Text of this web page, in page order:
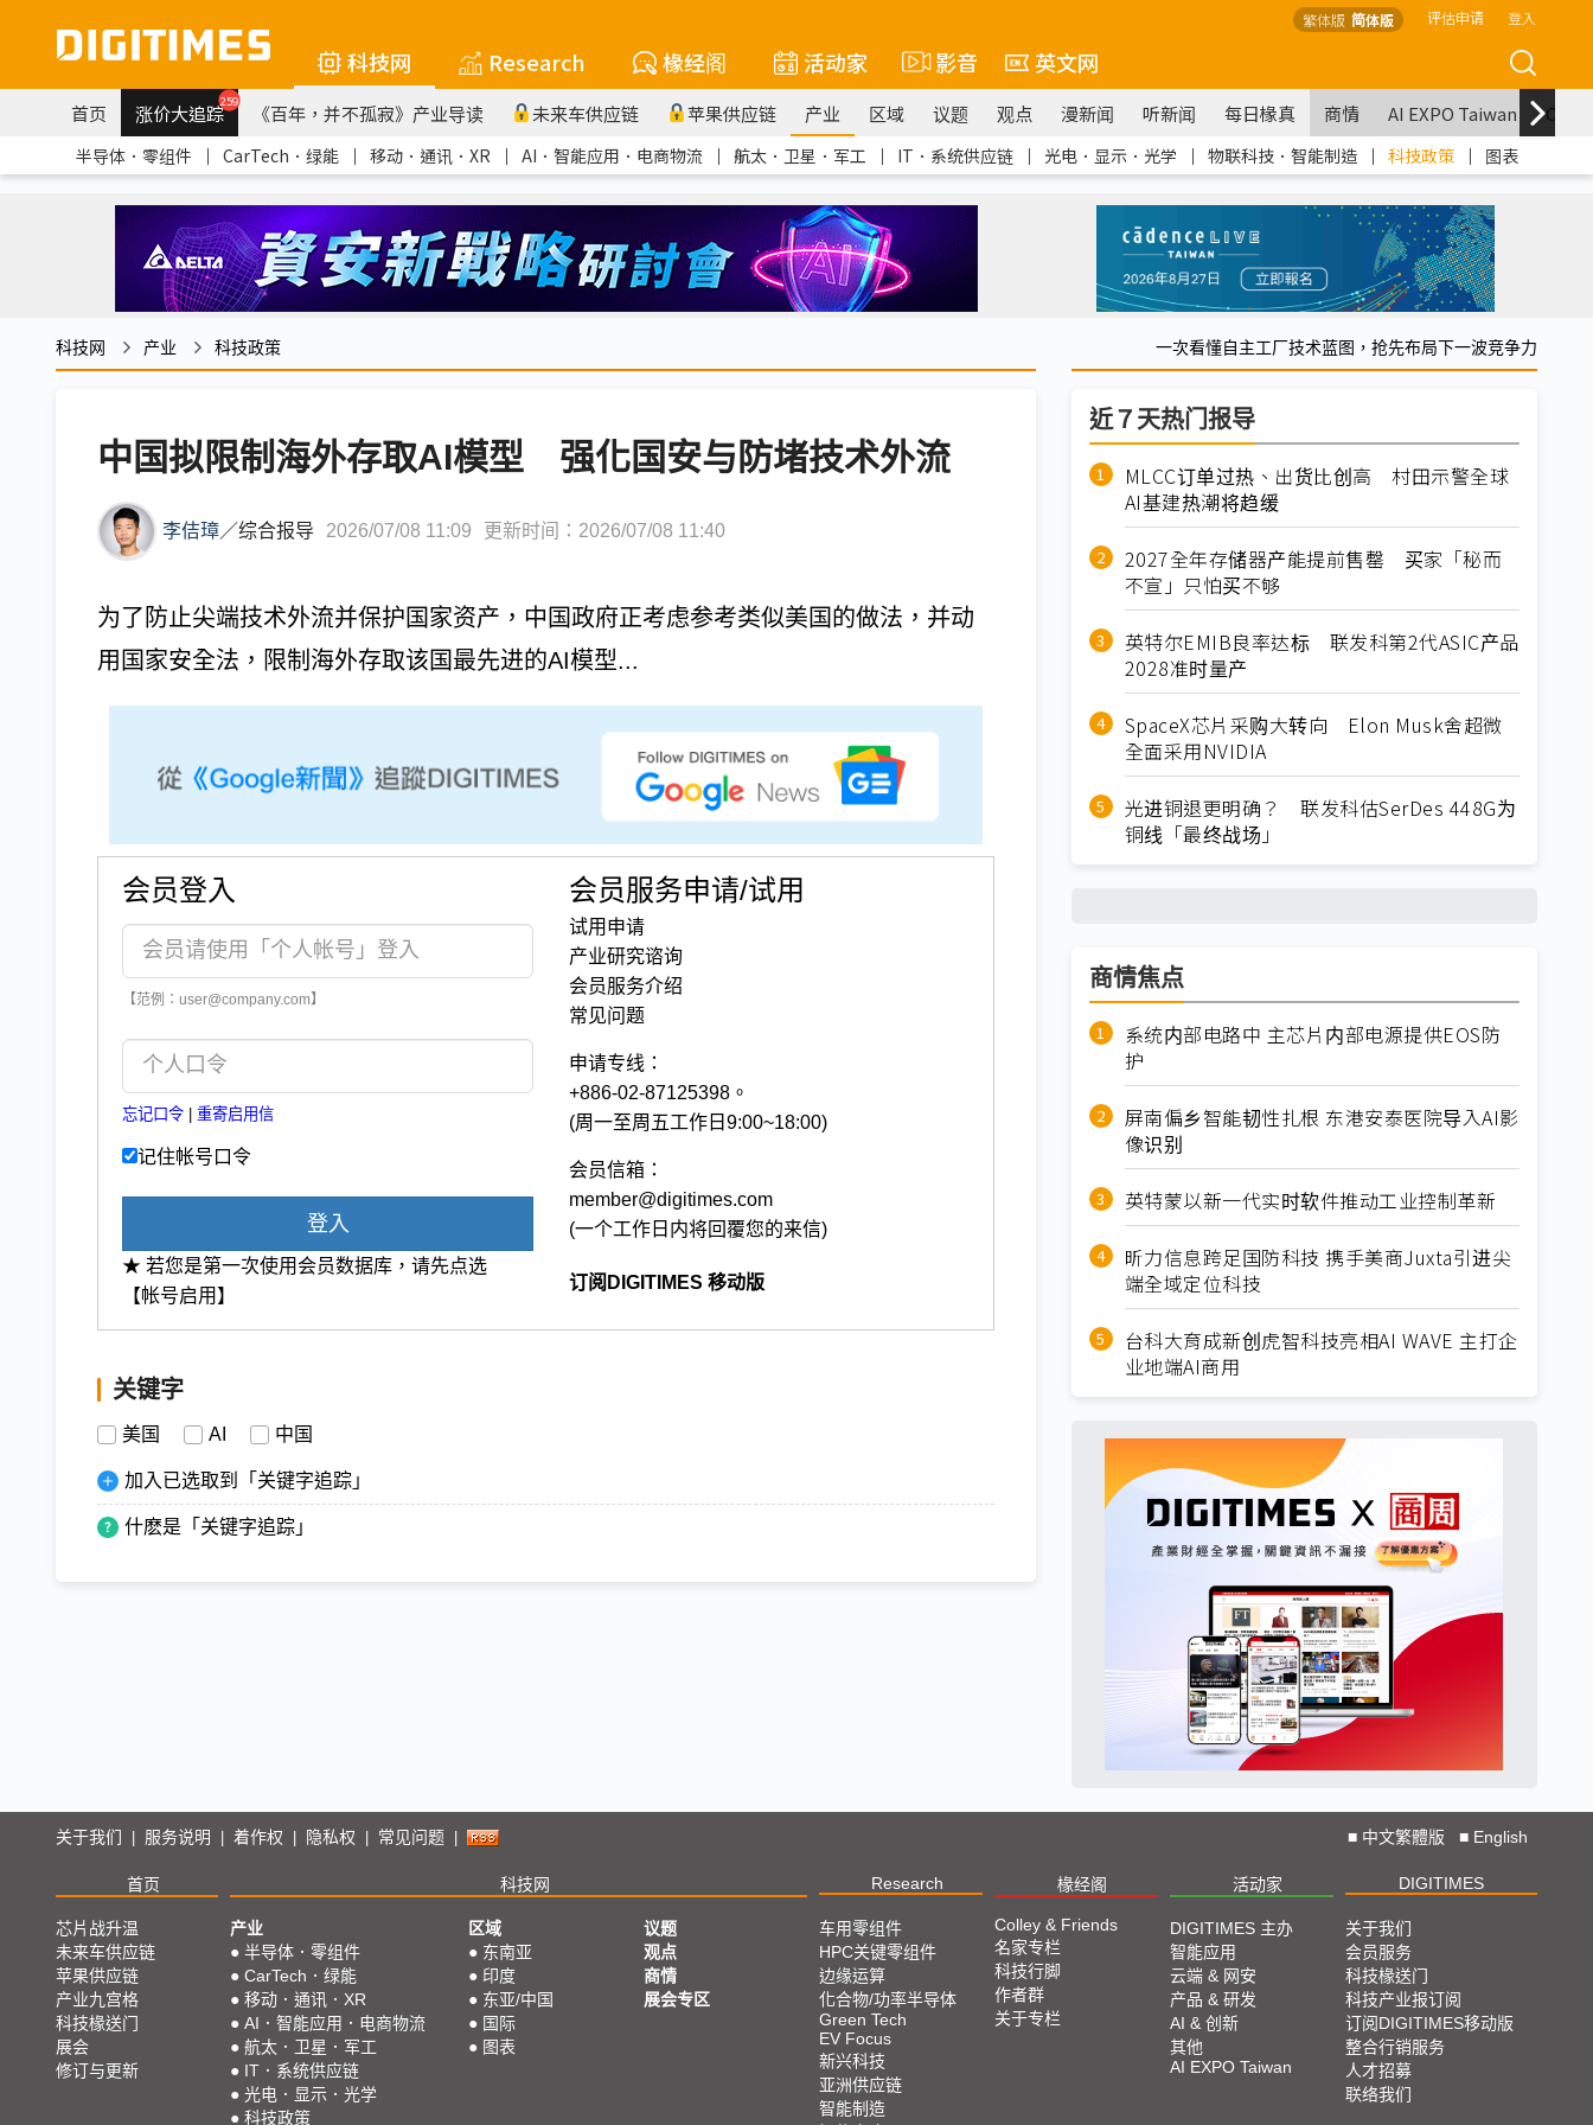
繁体版 简体版 评估申请 登入
科技网 Research 椽经阁 活动家 影音 英文网
首页 涨价大追踪259 《百年，并不孤寂》产业导读 未来车供应链 苹果供应链 产业 区域 议题 观点 漫新闻 听新闻 每日椽真 商情 AI EXPO Taiwan
半导体．零组件 ｜ CarTech．绿能 ｜ 移动．通讯．XR ｜ AI．智能应用．电商物流 ｜ 航太．卫星．军工 ｜ IT．系统供应链 ｜ 光电．显示．光学 ｜ 物联科技．智能制造 ｜ 科技政策 ｜ 图表
科技网 产业 科技政策 一次看懂自主工厂技术蓝图，抢先布局下一波竞争力
中国拟限制海外存取AI模型 强化国安与防堵技术外流
李佶璋／综合报导 2026/07/08 11:09 更新时间：2026/07/08 11:40
为了防止尖端技术外流并保护国家资产，中国政府正考虑参考类似美国的做法，并动
用国家安全法，限制海外存取该国最先进的AI模型...
会员登入
【范例：user@company.com】
忘记口令 重寄启用信
记住帐号口令
登入
★ 若您是第一次使用会员数据库，请先点选
【帐号启用】
会员服务申请/试用
试用申请
产业研究谘询
会员服务介绍
常见问题
申请专线：
+886-02-87125398。
(周一至周五工作日9:00~18:00)
会员信箱：
member@digitimes.com
(一个工作日内将回覆您的来信)
订阅DIGITIMES 移动版
关键字
美国 AI 中国
加入已选取到「关键字追踪」
什麽是「关键字追踪」
近７天热门报导
MLCC订单过热、出货比创高 村田示警全球
AI基建热潮将趋缓
2027全年存储器产能提前售罄 买家「秘而
不宣」只怕买不够
英特尔EMIB良率达标 联发科第2代ASIC产品
2028准时量产
SpaceX芯片采购大转向 Elon Musk舍超微
全面采用NVIDIA
光进铜退更明确？ 联发科估SerDes 448G为
铜线「最终战场」
商情焦点
系统内部电路中 主芯片内部电源提供EOS防
护
屏南偏乡智能韧性扎根 东港安泰医院导入AI影
像识别
英特蒙以新一代实时软件推动工业控制革新
昕力信息跨足国防科技 携手美商Juxta引进尖
端全域定位科技
台科大育成新创虎智科技亮相AI WAVE 主打企
业地端AI商用
关于我们 服务说明 着作权 隐私权 常见问题 ■ 中文繁體版 ■ English
首页 科技网 Research 椽经阁 活动家 DIGITIMES
芯片战升温
未来车供应链
苹果供应链
产业九宫格
科技椽送门
展会
修订与更新
产业
● 半导体．零组件
● CarTech．绿能
● 移动．通讯．XR
● AI．智能应用．电商物流
● 航太．卫星．军工
● IT．系统供应链
● 光电．显示．光学
● 科技政策
区域
● 东南亚
● 印度
● 东亚/中国
● 国际
● 图表
议题
观点
商情
展会专区
车用零组件
HPC关键零组件
边缘运算
化合物/功率半导体
Green Tech
EV Focus
新兴科技
亚洲供应链
智能制造
Colley & Friends
名家专栏
科技行脚
作者群
关于专栏
DIGITIMES 主办
智能应用
云端 & 网安
产品 & 研发
AI & 创新
其他
AI EXPO Taiwan
关于我们
会员服务
科技椽送门
科技产业报订阅
订阅DIGITIMES移动版
整合行销服务
人才招募
联络我们